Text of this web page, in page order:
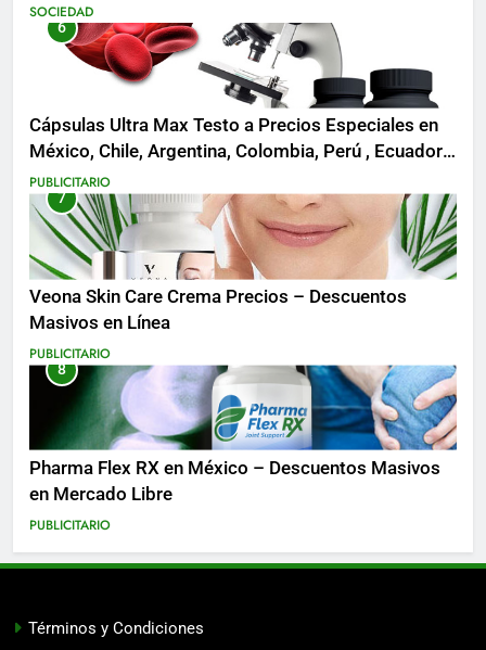
SOCIEDAD
6
Cápsulas Ultra Max Testo a Precios Especiales en
México, Chile, Argentina, Colombia, Perú , Ecuador,
Costa Rica y Más
PUBLICITARIO
7
Veona Skin Care Crema Precios – Descuentos
Masivos en Línea
PUBLICITARIO
8
Pharma Flex RX en México – Descuentos Masivos
en Mercado Libre
PUBLICITARIO
Términos y Condiciones